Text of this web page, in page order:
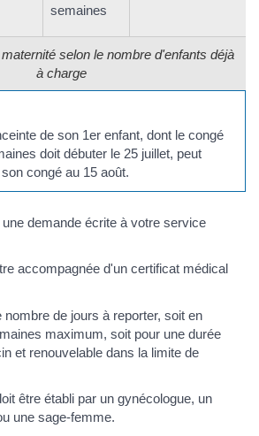
selon le nombre d'enfants déjà
à charge
semaines
de son 1er enfant, dont le congé
doit débuter le 25 juillet, peut
congé au 15 août.
demande écrite à votre service
accompagnée d'un certificat médical
de jours à reporter, soit en
maximum, soit pour une durée
et renouvelable dans la limite de
être établi par un gynécologue, un
une sage-femme.